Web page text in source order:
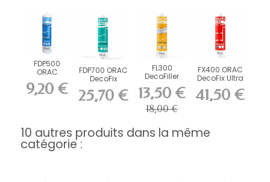
FDP500
ORAC
DecoFix Pro
310 ml
9,20 €
FDP700 ORAC
DecoFix
Power 290 ml
25,70 €
FL300
DecoFiller
13,50 €
18,00 €
FX400 ORAC
DecoFix Ultra
270 ml
41,50 €
10 autres produits dans la même
catégorie :